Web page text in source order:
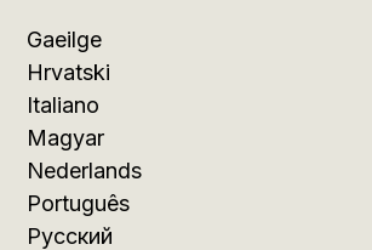
Gaeilge
Hrvatski
Italiano
Magyar
Nederlands
Português
Русский